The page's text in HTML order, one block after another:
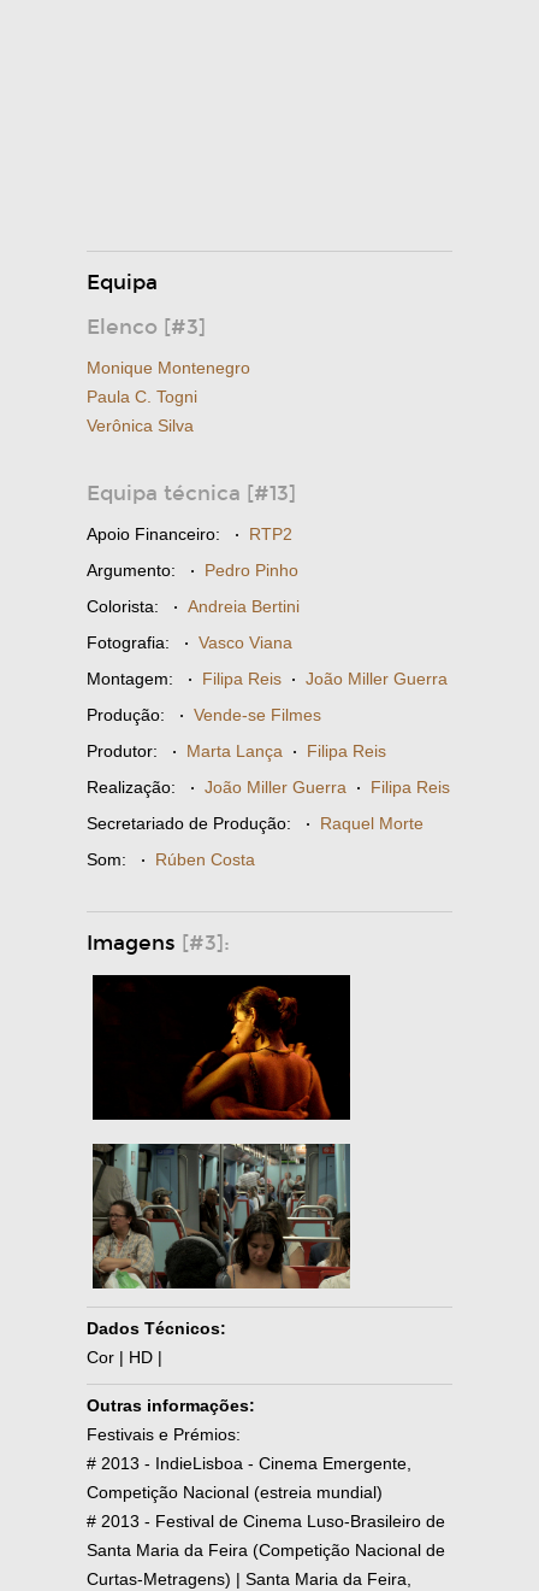
Equipa
Elenco [#3]
Monique Montenegro
Paula C. Togni
Verônica Silva
Equipa técnica [#13]
Apoio Financeiro: · RTP2
Argumento: · Pedro Pinho
Colorista: · Andreia Bertini
Fotografia: · Vasco Viana
Montagem: · Filipa Reis · João Miller Guerra
Produção: · Vende-se Filmes
Produtor: · Marta Lança · Filipa Reis
Realização: · João Miller Guerra · Filipa Reis
Secretariado de Produção: · Raquel Morte
Som: · Rúben Costa
Imagens [#3]:
Dados Técnicos:
Cor | HD |
Outras informações:
Festivais e Prémios:
# 2013 - IndieLisboa - Cinema Emergente,
Competição Nacional (estreia mundial)
# 2013 - Festival de Cinema Luso-Brasileiro de
Santa Maria da Feira (Competição Nacional de
Curtas-Metragens) | Santa Maria da Feira,